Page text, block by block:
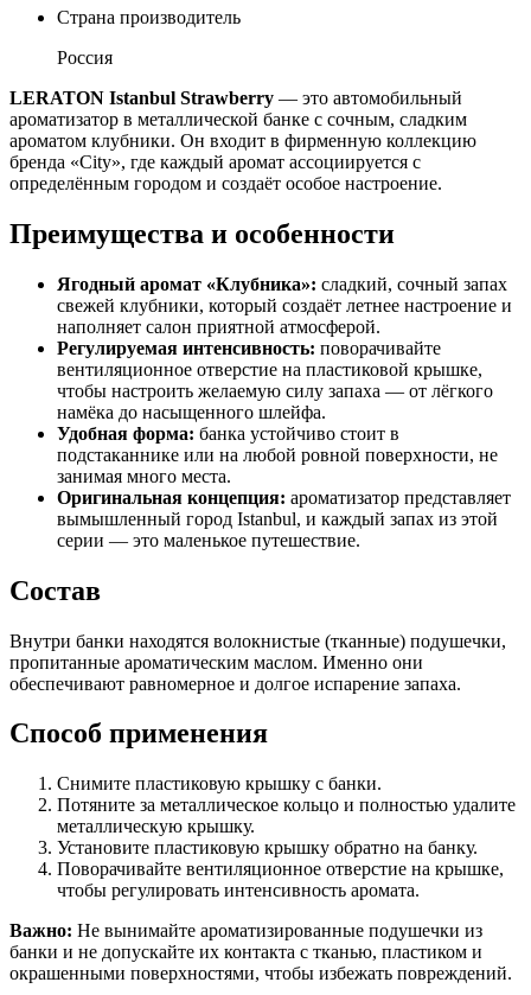
Страна производитель
Россия
LERATON Istanbul Strawberry — это автомобильный
ароматизатор в металлической банке с сочным, сладким
ароматом клубники. Он входит в фирменную коллекцию
бренда «City», где каждый аромат ассоциируется с
определённым городом и создаёт особое настроение.
Преимущества и особенности
Ягодный аромат «Клубника»: сладкий, сочный запах
свежей клубники, который создаёт летнее настроение и
наполняет салон приятной атмосферой.
Регулируемая интенсивность: поворачивайте
вентиляционное отверстие на пластиковой крышке,
чтобы настроить желаемую силу запаха — от лёгкого
намёка до насыщенного шлейфа.
Удобная форма: банка устойчиво стоит в
подстаканнике или на любой ровной поверхности, не
занимая много места.
Оригинальная концепция: ароматизатор представляет
вымышленный город Istanbul, и каждый запах из этой
серии — это маленькое путешествие.
Состав
Внутри банки находятся волокнистые (тканные) подушечки,
пропитанные ароматическим маслом. Именно они
обеспечивают равномерное и долгое испарение запаха.
Способ применения
Снимите пластиковую крышку с банки.
Потяните за металлическое кольцо и полностью удалите
металлическую крышку.
Установите пластиковую крышку обратно на банку.
Поворачивайте вентиляционное отверстие на крышке,
чтобы регулировать интенсивность аромата.
Важно: Не вынимайте ароматизированные подушечки из
банки и не допускайте их контакта с тканью, пластиком и
окрашенными поверхностями, чтобы избежать повреждений.